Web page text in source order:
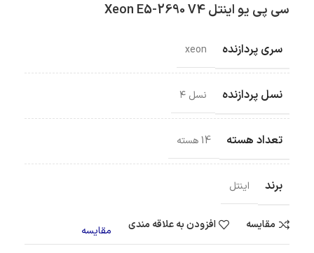
سی پی یو اینتل Xeon E5-2690 V4
سری پردازنده xeon
نسل پردازنده نسل ۴
تعداد هسته 14 هسته
برند اینتل
مقایسه افزودن به علاقه مندی مقایسه